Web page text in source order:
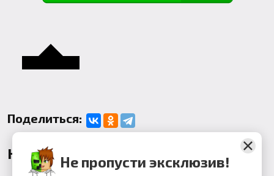
Поделиться:
КомментарииНе пропусти эксклюзив!